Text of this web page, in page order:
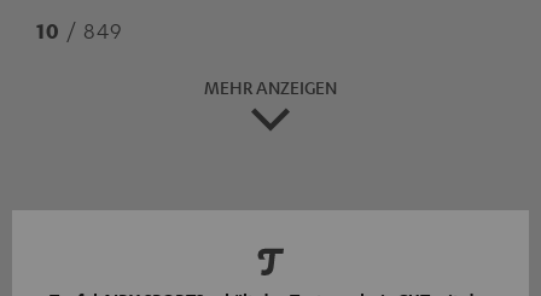
10 / 849
MEHR ANZEIGEN